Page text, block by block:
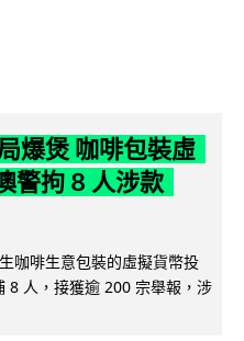
爆煲 咖啡包裝虛
警拘 8 人涉款
咖啡生意包裝的虛擬貨幣投
8 人，接獲逾 200 宗舉報，涉